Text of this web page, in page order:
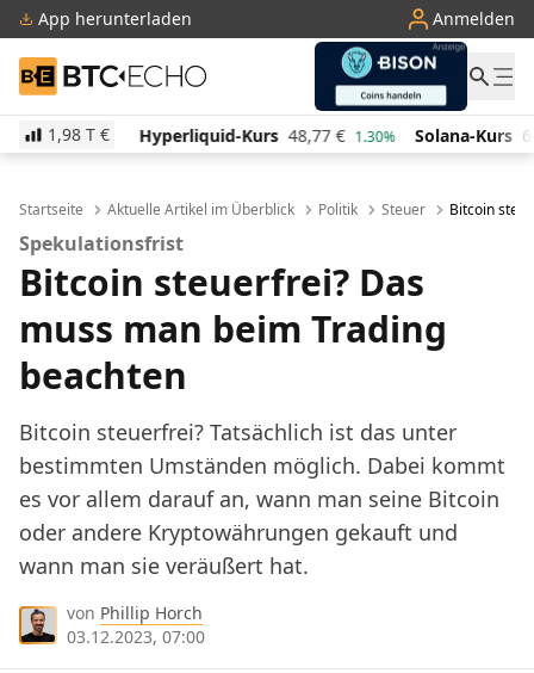
App herunterladen Anmelden
BTC-ECHO
1,98 T €
-1.80% Hyperliquid-Kurs 48,77 € 1.30% Solana-Kurs 63,68 € -
Startseite Aktuelle Artikel im Überblick Politik Steuer Bitcoin
Spekulationsfrist
Bitcoin steuerfrei? Das
muss man beim Trading
beachten
Bitcoin steuerfrei? Tatsächlich ist das unter
bestimmten Umständen möglich. Dabei kommt
es vor allem darauf an, wann man seine Bitcoin
oder andere Kryptowährungen gekauft und
wann man sie veräußert hat.
von Phillip Horch
03.12.2023, 07:00